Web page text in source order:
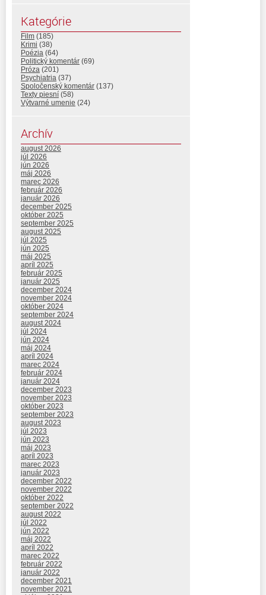
Kategórie
Film (185)
Krimi (38)
Poézia (64)
Politický komentár (69)
Próza (201)
Psychiatria (37)
Spoločenský komentár (137)
Texty piesní (58)
Výtvarné umenie (24)
Archív
august 2026
júl 2026
jún 2026
máj 2026
marec 2026
február 2026
január 2026
december 2025
október 2025
september 2025
august 2025
júl 2025
jún 2025
máj 2025
apríl 2025
február 2025
január 2025
december 2024
november 2024
október 2024
september 2024
august 2024
júl 2024
jún 2024
máj 2024
apríl 2024
marec 2024
február 2024
január 2024
december 2023
november 2023
október 2023
september 2023
august 2023
júl 2023
jún 2023
máj 2023
apríl 2023
marec 2023
január 2023
december 2022
november 2022
október 2022
september 2022
august 2022
júl 2022
jún 2022
máj 2022
apríl 2022
marec 2022
február 2022
január 2022
december 2021
november 2021